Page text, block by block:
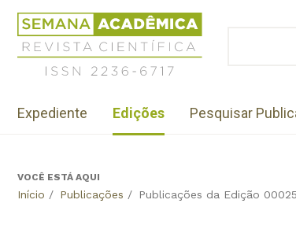
Jump
navigation
Revista
Científica
Semana
Acadêmica
2236-
Menu
institutional
Expediente Edições Pesquisar
BackVOCÊ ESTÁ AQUI
Início / Publicações / Publicações da Edição